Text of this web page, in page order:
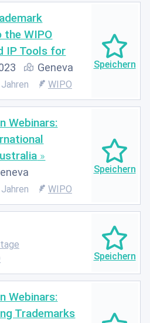
the WIPO
IP Tools for
Geneva
WIPO
Webinars:
WIPO
Webinars:
Trademarks